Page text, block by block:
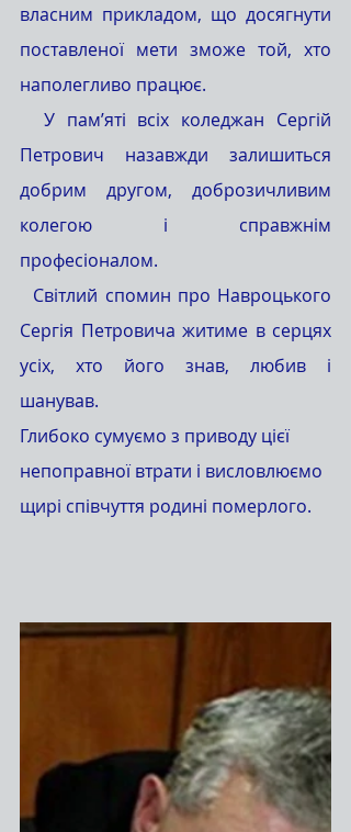
власним прикладом, що досягнути
поставленої мети зможе той, хто
наполегливо працює.
Петрович назавжди залишиться
добрим другом, доброзичливим
колегою і справжнім
професіоналом.
Сергія Петровича житиме в серцях
усіх, хто його знав, любив і
шанував.
Глибоко сумуємо з приводу цієї
непоправної втрати і висловлюємо
щирі співчуття родині померлого.